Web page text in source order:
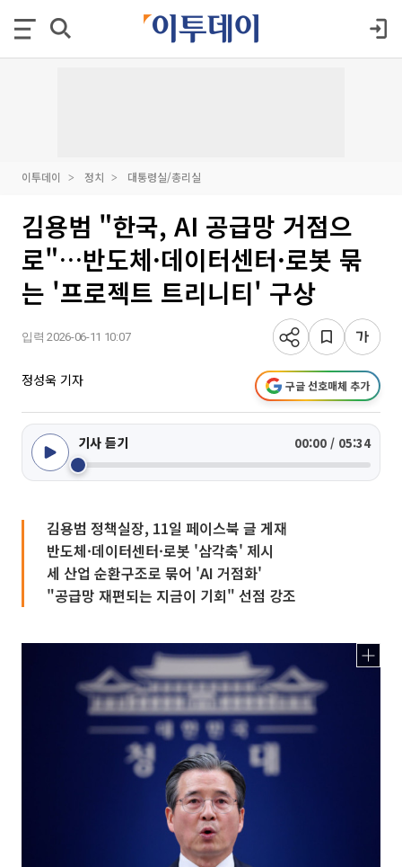
이투데이 정치 대통령실/총리실
김용범 "한국, AI 공급망 거점으
로"…반도체·데이터센터·로봇 묶
는 '프로젝트 트리니티' 구상
입력 2026-06-11 10:07
정성욱 기자 구글 선호매체 추가
기사 듣기 00:00 / 05:34
김용범 정책실장, 11일 페이스북 글 게재
반도체·데이터센터·로봇 '삼각축' 제시
세 산업 순환구조로 묶어 'AI 거점화'
"공급망 재편되는 지금이 기회" 선점 강조